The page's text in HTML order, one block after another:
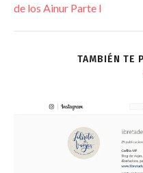
de los Ainur Parte I
TAMBIÉN TE